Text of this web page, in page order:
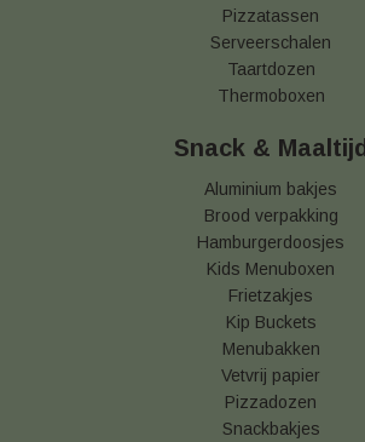
Pizzatassen
Serveerschalen
Taartdozen
Thermoboxen
Snack & Maaltijd
Aluminium bakjes
Brood verpakking
Hamburgerdoosjes
Kids Menuboxen
Frietzakjes
Kip Buckets
Menubakken
Vetvrij papier
Pizzadozen
Snackbakjes